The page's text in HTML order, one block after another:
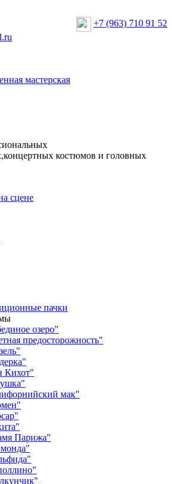
+7 (963) 710 91 52
мастерская
костюмов и головных
сцене
пачки
озеро"
предосторожность"
Кихот"
мак"
Парижа"